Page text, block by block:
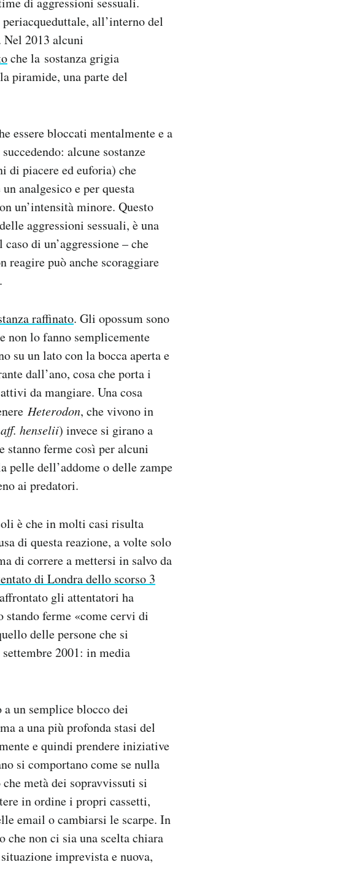
all’interno del
2013 alcuni
che la sostanza grigia
piramide, una parte del
essere bloccati mentalmente e a
alcune sostanze
di piacere ed euforia) che
analgesico e per questa
un’intensità minore. Questo
aggressioni sessuali, è una
di un’aggressione – che
reagire può anche scoraggiare
raffinato. Gli opossum sono
non lo fanno semplicemente
su un lato con la bocca aperta e
dall’ano, cosa che porta i
da mangiare. Una cosa
Heterodon, che vivono in
henselii) invece si girano a
stanno ferme così per alcuni
pelle dell’addome o delle zampe
ai predatori.
è che in molti casi risulta
di questa reazione, a volte solo
di correre a mettersi in salvo da
di Londra dello scorso 3
gli attentatori ha
stando ferme «come cervi di
delle persone che si
2001: in media
un semplice blocco dei
a una più profonda stasi del
e quindi prendere iniziative
si comportano come se nulla
metà dei sopravvissuti si
in ordine i propri cassetti,
email o cambiarsi le scarpe. In
non ci sia una scelta chiara
imprevista e nuova,